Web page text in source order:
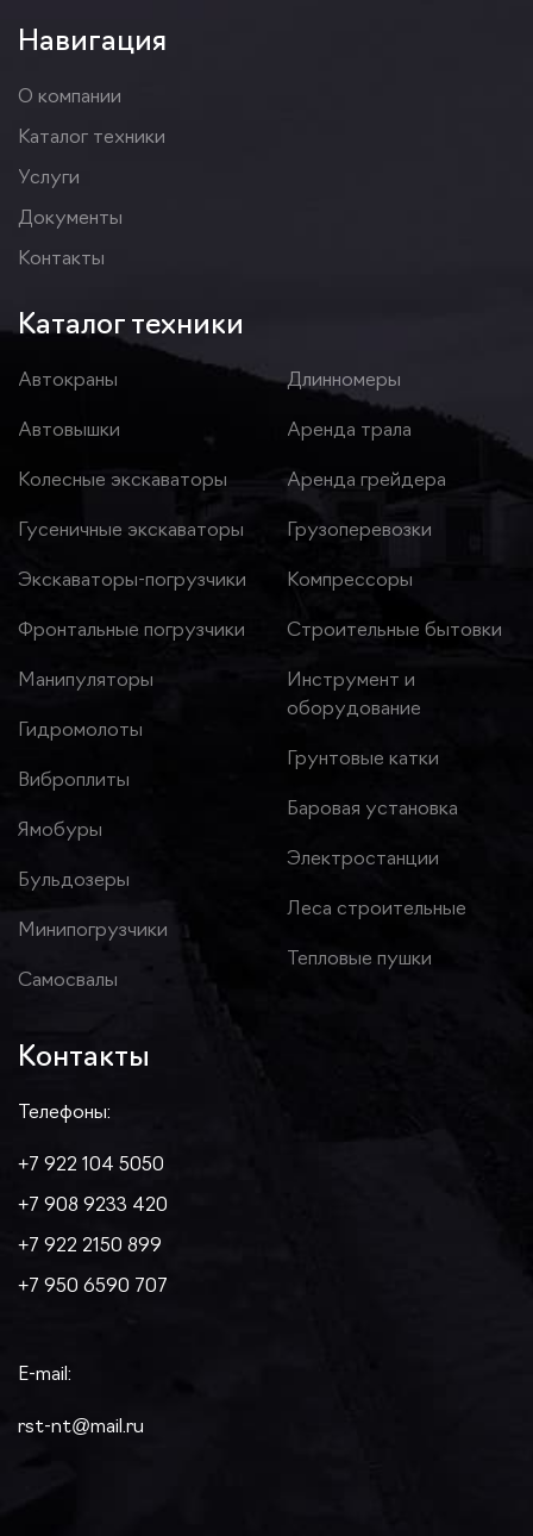
Навигация
О компании
Каталог техники
Услуги
Документы
Контакты
Каталог техники
Автокраны
Автовышки
Колесные экскаваторы
Гусеничные экскаваторы
Экскаваторы-погрузчики
Фронтальные погрузчики
Манипуляторы
Гидромолоты
Виброплиты
Ямобуры
Бульдозеры
Минипогрузчики
Самосвалы
Длинномеры
Аренда трала
Аренда грейдера
Грузоперевозки
Компрессоры
Строительные бытовки
Инструмент и
оборудование
Грунтовые катки
Баровая установка
Электростанции
Леса строительные
Тепловые пушки
Контакты
Телефоны:
+7 922 104 5050
+7 908 9233 420
+7 922 2150 899
+7 950 6590 707
E-mail:
rst-nt@mail.ru